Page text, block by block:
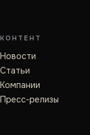
КОНТЕНТ
Новости
Статьи
Компании
Пресс-релизы